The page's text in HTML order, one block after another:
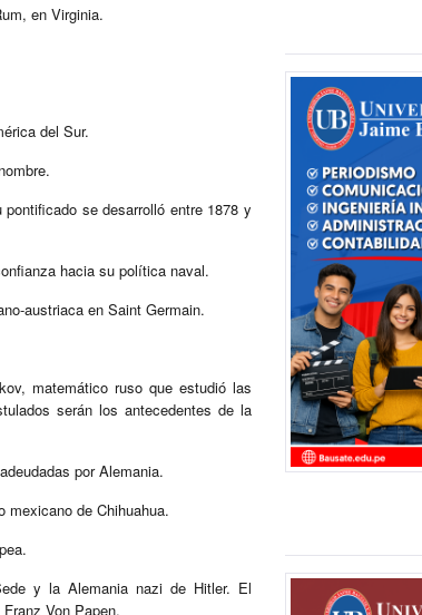
en Virginia.
del Sur.
se desarrolló entre 1878 y
hacia su política naval.
austriaca en Saint Germain.
matemático ruso que estudió las
serán los antecedentes de la
por Alemania.
mexicano de Chihuahua.
y la Alemania nazi de Hitler. El
Von Papen.